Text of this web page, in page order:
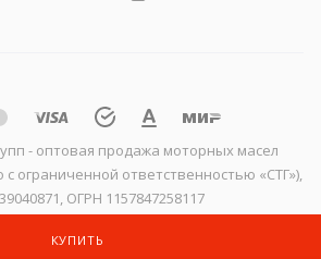
КУПИТЬ
- оптовая продажа моторных масел
ограниченной ответственностью «СТГ»),
ОГРН 1157847258117